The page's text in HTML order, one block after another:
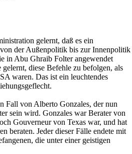
gelernt, daß es ein
der Außenpolitik bis zur Innenpolitik
in Abu Ghraib Folter angewendet
diese Befehle zu befolgen, als
waren. Das ist ein leuchtendes
Fall von Alberto Gonzales, der nun
sein wird. Gonzales war Berater von
Gouverneur von Texas war, und hat
beraten. Jeder dieser Fälle endete mit
die unter einer geistigen